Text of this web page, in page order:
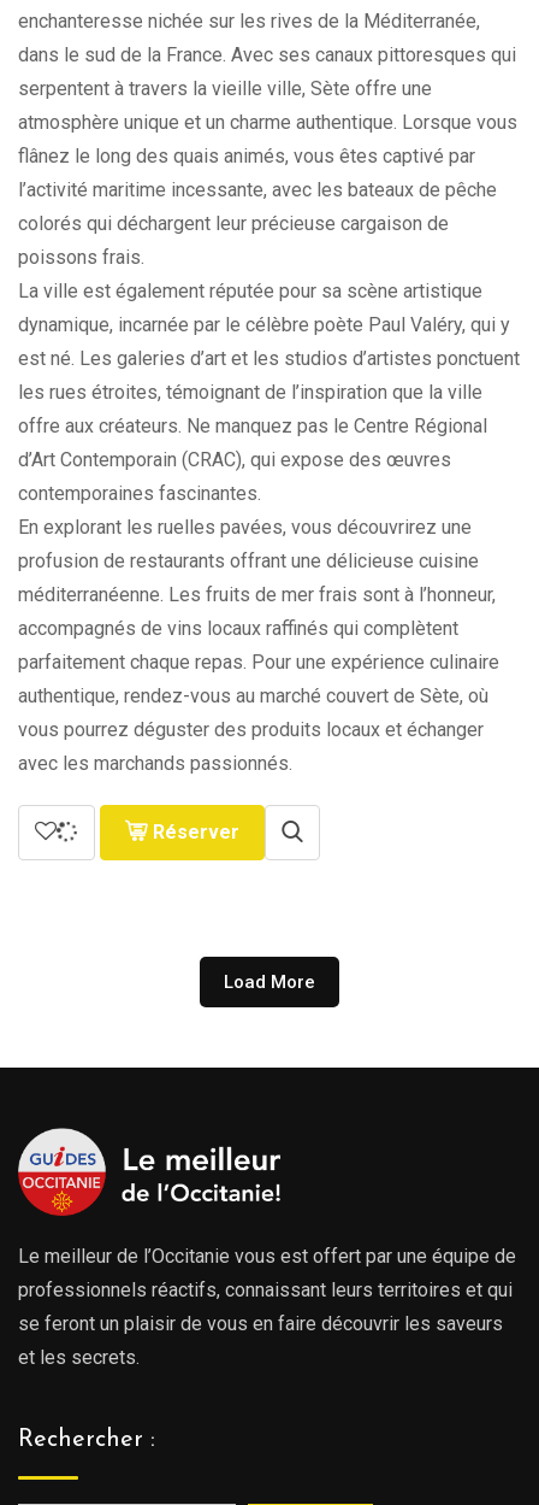
enchanteresse nichée sur les rives de la Méditerranée,
dans le sud de la France. Avec ses canaux pittoresques qui
serpentent à travers la vieille ville, Sète offre une
atmosphère unique et un charme authentique. Lorsque vous
flânez le long des quais animés, vous êtes captivé par
l’activité maritime incessante, avec les bateaux de pêche
colorés qui déchargent leur précieuse cargaison de
poissons frais.
La ville est également réputée pour sa scène artistique
dynamique, incarnée par le célèbre poète Paul Valéry, qui y
est né. Les galeries d’art et les studios d’artistes ponctuent
les rues étroites, témoignant de l’inspiration que la ville
offre aux créateurs. Ne manquez pas le Centre Régional
d’Art Contemporain (CRAC), qui expose des œuvres
contemporaines fascinantes.
En explorant les ruelles pavées, vous découvrirez une
profusion de restaurants offrant une délicieuse cuisine
méditerranéenne. Les fruits de mer frais sont à l’honneur,
accompagnés de vins locaux raffinés qui complètent
parfaitement chaque repas. Pour une expérience culinaire
authentique, rendez-vous au marché couvert de Sète, où
vous pourrez déguster des produits locaux et échanger
avec les marchands passionnés.
Réserver
Load More
Le meilleur de l’Occitanie vous est offert par une équipe de
professionnels réactifs, connaissant leurs territoires et qui
se feront un plaisir de vous en faire découvrir les saveurs
et les secrets.
Rechercher :